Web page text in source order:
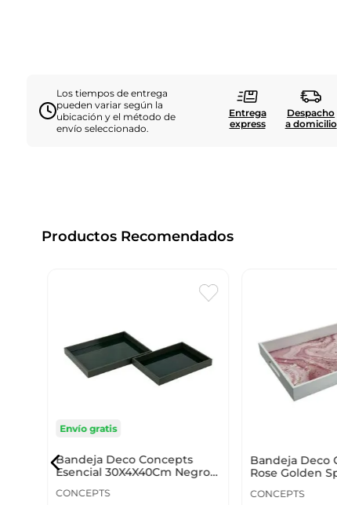
Los tiempos de entrega
pueden variar según la
ubicación y el método de
envío seleccionado.
Entrega
express
Despacho
a domicilio
Productos Recomendados
Envío gratis
Bandeja Deco Concepts
Esencial 30X4X40Cm Negro
CONCEPTS
Bandeja Deco
Rose Golden
CONCEPTS